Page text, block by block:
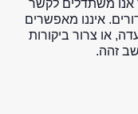
אנו משתדלים לקשר
איננו מאפשרים
או צרור ביקורות
זהה.